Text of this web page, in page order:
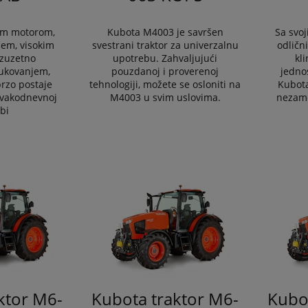
motorom,
visokim
postaje
Kubota M4003 je savršen
svestrani traktor za univerzalnu
upotrebu. Zahvaljujući
pouzdanoj i proverenoj
tehnologiji, možete se osloniti na
M4003 u svim uslovima.
Sa
M6- Kubota traktor M6-